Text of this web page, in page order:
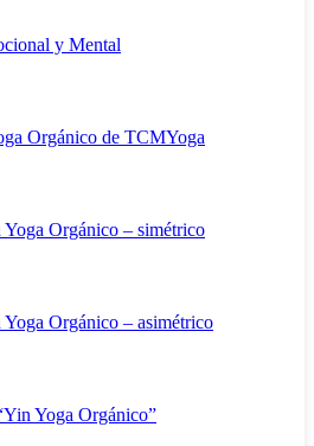
y Mental
Orgánico de TCMYoga
Yoga Orgánico – simétrico
Yoga Orgánico – asimétrico
Yoga Orgánico”